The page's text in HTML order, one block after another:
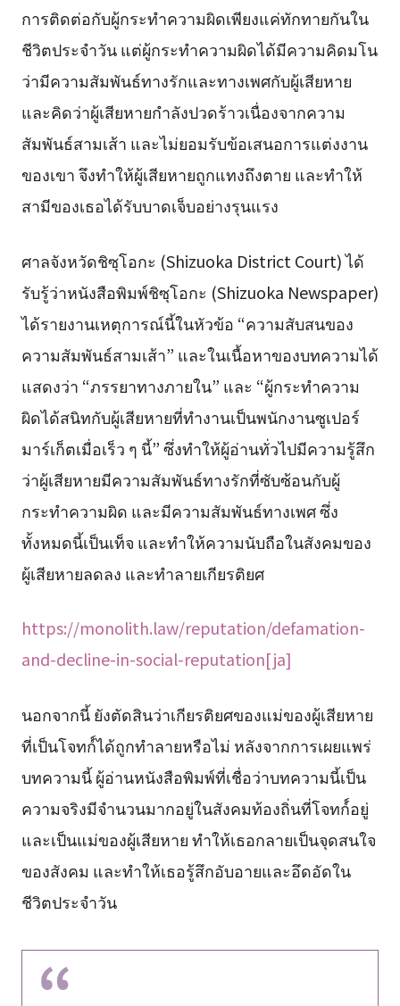
การติดต่อกับผู้กระทำความผิดเพียงแค่ทักทายกันใน
ชีวิตประจำวัน แต่ผู้กระทำความผิดได้มีความคิดมโน
ว่ามีความสัมพันธ์ทางรักและทางเพศกับผู้เสียหาย
และคิดว่าผู้เสียหายกำลังปวดร้าวเนื่องจากความ
สัมพันธ์สามเส้า และไม่ยอมรับข้อเสนอการแต่งงาน
ของเขา จึงทำให้ผู้เสียหายถูกแทงถึงตาย และทำให้
สามีของเธอได้รับบาดเจ็บอย่างรุนแรง
ศาลจังหวัดชิซุโอกะ (Shizuoka District Court) ได้
รับรู้ว่าหนังสือพิมพ์ชิซุโอกะ (Shizuoka Newspaper)
ได้รายงานเหตุการณ์นี้ในหัวข้อ “ความสับสนของ
ความสัมพันธ์สามเส้า” และในเนื้อหาของบทความได้
แสดงว่า “ภรรยาทางภายใน” และ “ผู้กระทำความ
ผิดได้สนิทกับผู้เสียหายที่ทำงานเป็นพนักงานซูเปอร์
มาร์เก็ตเมื่อเร็ว ๆ นี้” ซึ่งทำให้ผู้อ่านทั่วไปมีความรู้สึก
ว่าผู้เสียหายมีความสัมพันธ์ทางรักที่ซับซ้อนกับผู้
กระทำความผิด และมีความสัมพันธ์ทางเพศ ซึ่ง
ทั้งหมดนี้เป็นเท็จ และทำให้ความนับถือในสังคมของ
ผู้เสียหายลดลง และทำลายเกียรติยศ
https://monolith.law/reputation/defamation-
and-decline-in-social-reputation[ja]
นอกจากนี้ ยังตัดสินว่าเกียรติยศของแม่ของผู้เสียหาย
ที่เป็นโจทก์์ได้ถูกทำลายหรือไม่ หลังจากการเผยแพร่
บทความนี้ ผู้อ่านหนังสือพิมพ์ที่เชื่อว่าบทความนี้เป็น
ความจริงมีจำนวนมากอยู่ในสังคมท้องถิ่นที่โจทก์์อยู่
และเป็นแม่ของผู้เสียหาย ทำให้เธอกลายเป็นจุดสนใจ
ของสังคม และทำให้เธอรู้สึกอับอายและอึดอัดใน
ชีวิตประจำวัน